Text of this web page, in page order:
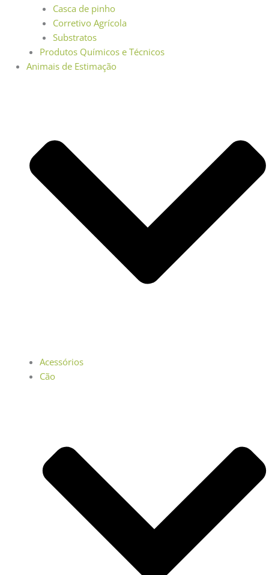
Casca de pinho
Corretivo Agrícola
Substratos
Produtos Químicos e Técnicos
Animais de Estimação
Acessórios
Cão